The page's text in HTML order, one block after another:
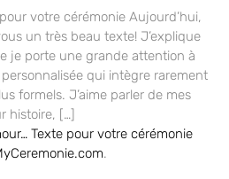
votre cérémonie Aujourd’hui,
un très beau texte! J’explique
je porte une grande attention à
qui intègre rarement
formels. J’aime parler de mes
histoire, […]
Texte pour votre cérémonie
.